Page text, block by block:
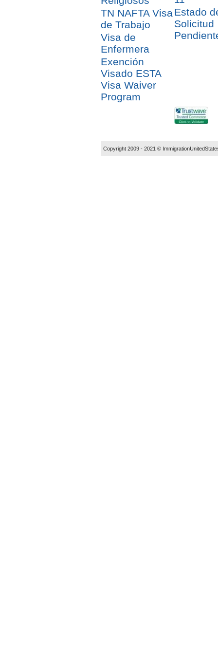
TN NAFTA Visa
de Trabajo
Visa de
Enfermera
Exención
Visado ESTA
Visa Waiver
Program
Estado
Solicitud
Copyright 2009 - 2021 ©